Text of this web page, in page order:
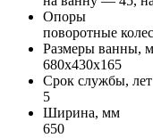
Опоры
поворотные
Размеры ванны,
680x430x165
Срок службы, лет
5
Ширина, мм
650